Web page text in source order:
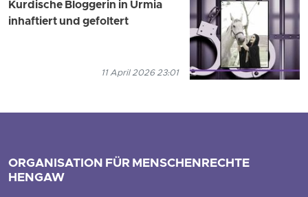
Kurdische Bloggerin in Urmia
inhaftiert und gefoltert
11 April 2026 23:01
ORGANISATION FÜR MENSCHENRECHTE
HENGAW